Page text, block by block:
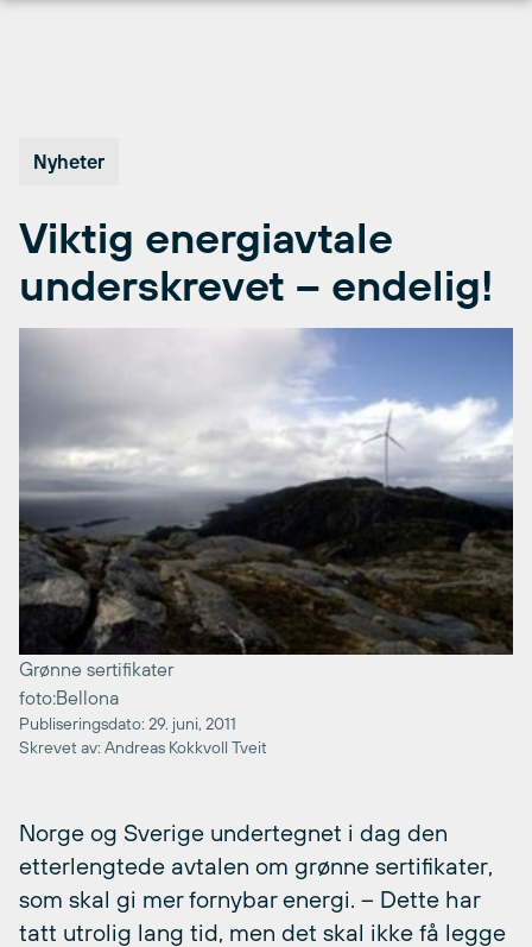
Nyheter
Viktig energiavtale
underskrevet – endelig!
Grønne sertifikater
foto:Bellona
Publiseringsdato: 29. juni, 2011
Skrevet av: Andreas Kokkvoll Tveit
Norge og Sverige undertegnet i dag den
etterlengtede avtalen om grønne sertifikater,
som skal gi mer fornybar energi. – Dette har
tatt utrolig lang tid, men det skal ikke få legge